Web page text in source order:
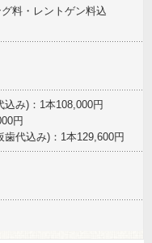
料・レントゲン料込
み)：1本108,000円
円
代込み)：1本129,600円